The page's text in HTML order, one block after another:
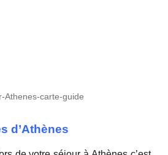
Athenes-carte-guide
d’Athènes